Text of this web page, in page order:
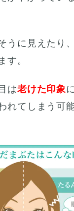
うに見えたり
す。
は老けた印象
れてしまう可